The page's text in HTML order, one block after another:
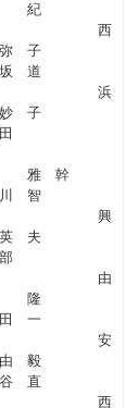
紀
西
子
道
浜
子
田
雅 幹
智
興
夫
部
由
隆
一
安
毅
直
西